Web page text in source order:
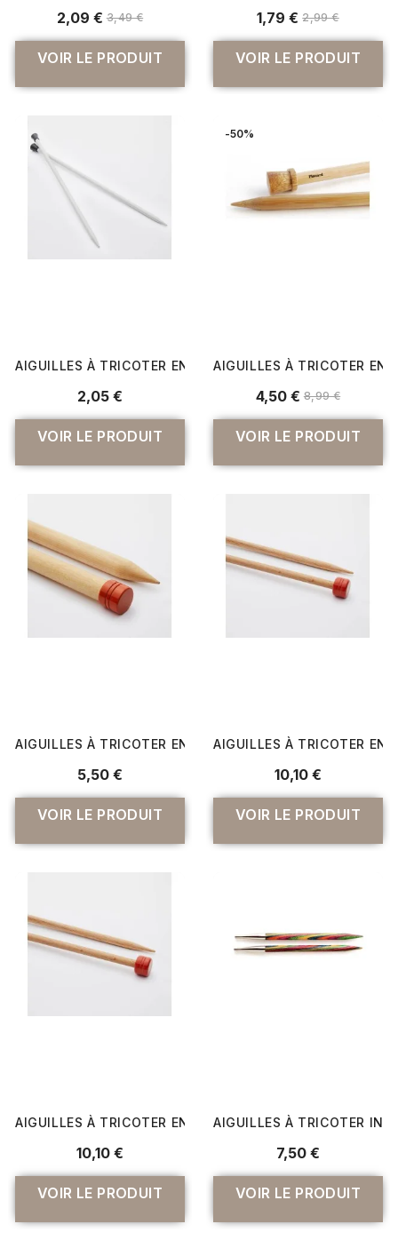
2,09 € 3,49 €
VOIR LE PRODUIT
1,79 € 2,99 €
VOIR LE PRODUIT
AIGUILLES À TRICOTER EN ALUMINIUM 40CM "BASIX"
2,05 €
VOIR LE PRODUIT
-50%
AIGUILLES À TRICOTER
4,50 € 8,99 €
VOIR LE PRODUIT
AIGUILLES À TRICOTER EN BOIS 25CM "BASIX BIRCH" DU
5,50 €
VOIR LE PRODUIT
AIGUILLES À TRICOTER
10,10 €
VOIR LE PRODUIT
AIGUILLES À TRICOTER EN BOIS 40CM "BASIX BIRCH" DU
10,10 €
VOIR LE PRODUIT
AIGUILLES À TRICOTER
7,50 €
VOIR LE PRODUIT